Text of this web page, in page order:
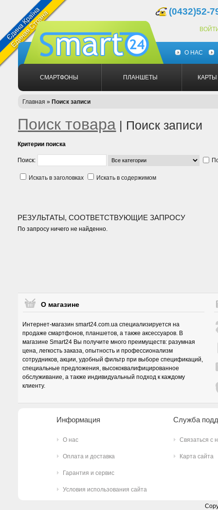
(0432)52-
О НАС
СМАРТФОНЫ ПЛАНШЕТЫ
Главная » Поиск записи
Поиск товара | Поиск записи
Критерии поиска
Поиск:
Искать в заголовках Искать в содержимом
РЕЗУЛЬТАТЫ, СООТВЕТСТВУЮЩИЕ ЗАПРОСУ
По запросу ничего не найденно.
О магазине
Интернет-магазин smart24.com.ua специализируется на
продаже смартфонов, планшетов, а также аксессуаров. В
магазине Smart24 Вы получите много преимуществ: разумная
цена, легкость заказа, опытность и профессионализм
сотрудников, акции, удобный фильтр при выборе спецификаций,
специальные предложения, высококвалифицированное
обслуживание, а также индивидуальный подход к каждому
клиенту.
Информация
О нас
Оплата и доставка
Гарантия и сервис
Условия использования сайта
Служба
Связаться с
Карта сайта